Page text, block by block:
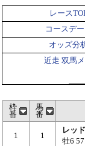
レース
コースデー
オッズ分
近走 双馬
枠
番
馬
番
1 1
レッ
牡6